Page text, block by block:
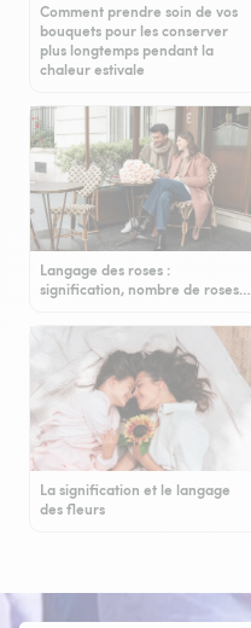
Comment prendre soin de vos
bouquets pour les conserver
plus longtemps pendant la
chaleur estivale
Langage des roses :
signification, nombre de roses…
La signification et le langage
des fleurs